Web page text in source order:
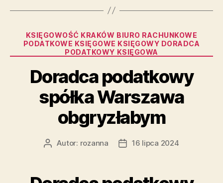
Kategorie
KSIĘGOWOŚĆ KRAKÓW BIURO RACHUNKOWE
PODATKOWE KSIĘGOWE KSIĘGOWY DORADCA
PODATKOWY KSIĘGOWA
Doradca podatkowy
spółka Warszawa
obgryzłabym
AutorAutor: rozanna
Data16 lipca 2024